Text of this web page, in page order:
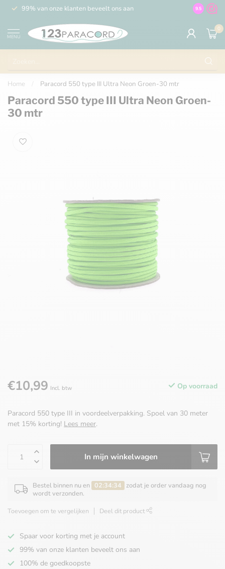
99% van onze klanten beveelt ons aan 100% de
9.5
MENU
0
Home Paracord 550 type III Ultra Neon Groen-30 mtr
Paracord 550 type III Ultra Neon Groen-
30 mtr
€10,99 Incl. btw Op voorraad
Paracord 550 type III in voordeelverpakking. Spoel van 30 meter
met 15% korting! Lees meer.
In mijn winkelwagen
Bestel binnen nu en 02:34:34
zodat je order vandaag nog
wordt verzonden.
Toevoegen om te vergelijken Deel dit product
Spaar voor korting met je account
99% van onze klanten beveelt ons aan
100% de goedkoopste